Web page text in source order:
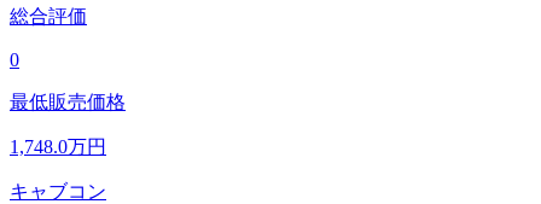
総合評価
0
最低販売価格
1,748.0万円
キャブコン